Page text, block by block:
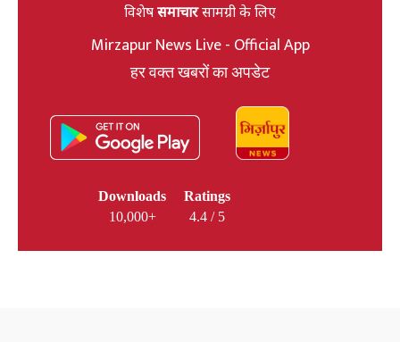
विशेषसमाचारसामग्री के लिए
Mirzapur News Live - Official App
हर वक्त खबरों का अपडेट
Downloads
10,000+
Ratings
4.4 / 5